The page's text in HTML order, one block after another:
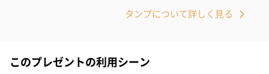
タンプについて詳しく見る
このプレゼントの利用シーン